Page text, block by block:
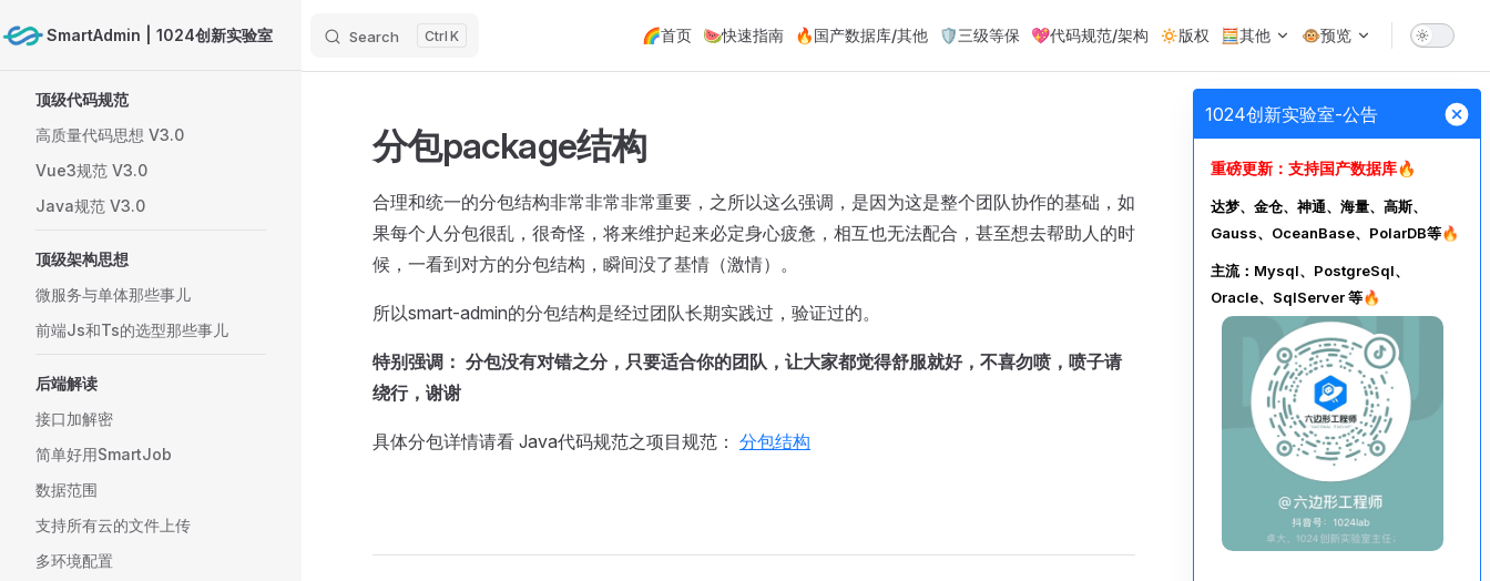
1024创新实验室-公告
重磅更新：支持国产数据库🔥
达梦、金仓、神通、海量、高斯、
Gauss、OceanBase、PolarDB等🔥
主流：Mysql、PostgreSql、
Oracle、SqlServer 等🔥
Skip to content
SmartAdmin | 1024创新实验室 Search K 🌈首页 🍉快速指南 🔥国产数据库/其他 🛡️三级等保 💖代码规范/架构 🔅版权 🧮其他 🐵预览
顶级代码规范
高质量代码思想 V3.0
Vue3规范 V3.0
Java规范 V3.0
顶级架构思想
微服务与单体那些事儿
前端Js和Ts的选型那些事儿
后端解读
接口加解密
简单好用SmartJob
数据范围
支持所有云的文件上传
多环境配置
分包package结构
合理和统一的分包结构非常非常非常重要，之所以这么强调，是因为这是整个团队协作的基础，如
果每个人分包很乱，很奇怪，将来维护起来必定身心疲惫，相互也无法配合，甚至想去帮助人的时
候，一看到对方的分包结构，瞬间没了基情（激情）。
所以smart-admin的分包结构是经过团队长期实践过，验证过的。
特别强调： 分包没有对错之分，只要适合你的团队，让大家都觉得舒服就好，不喜勿喷，喷子请
绕行，谢谢
具体分包详情请看 Java代码规范之项目规范： 分包结构